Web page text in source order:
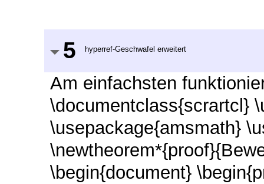
5 hyperref-Geschwafel erweitert
Am einfachsten
\documentclass{scrartcl}
\usepackage{amsmath}
\begin{document}